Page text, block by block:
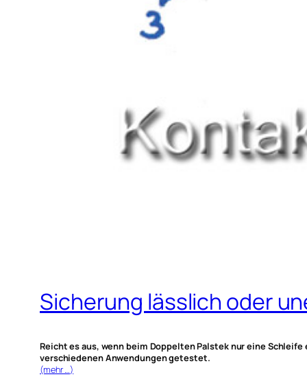
Sicherung lässlich oder
Reicht es aus, wenn beim Doppelten Palstek nur eine
verschiedenen Anwendungen getestet.
(mehr …)